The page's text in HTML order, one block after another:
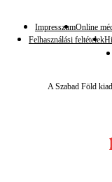
ImpresszumOnline
Felhasználási feltételek
A Szabad Föld